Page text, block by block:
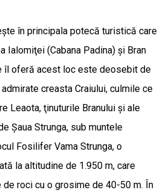
în principala potecă turistică care
Ialomiţei (Cabana Padina) şi Bran
îl oferă acest loc este deosebit de
creasta Craiului, culmile ce
Leaota, ţinuturile Branului şi ale
Șaua Strunga, sub muntele
Fosilifer Vama Strunga, o
la altitudine de 1.950 m, care
roci cu o grosime de 40-50 m. În